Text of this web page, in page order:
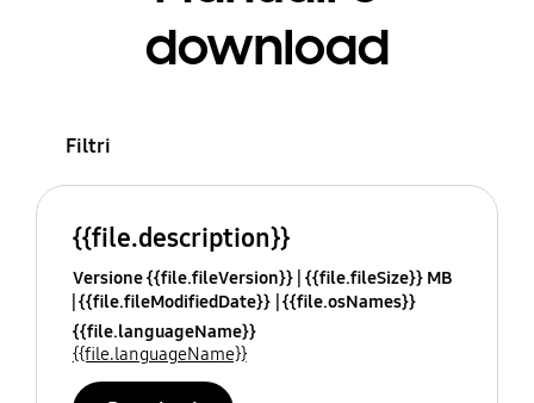
download
Filtri
{{file.description}}
Versione {{file.fileVersion}} {{file.fileSize}} MB
{{file.fileModifiedDate}} {{file.osNames}}
{{file.languageName}}
{{file.languageName}}